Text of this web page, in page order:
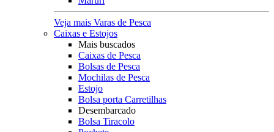
Veja mais Varas de Pesca
Caixas e Estojos
Mais buscados
Caixas de Pesca
Bolsas de Pesca
Mochilas de Pesca
Estojo
Bolsa porta Carretilhas
Desembarcado
Bolsa Tiracolo